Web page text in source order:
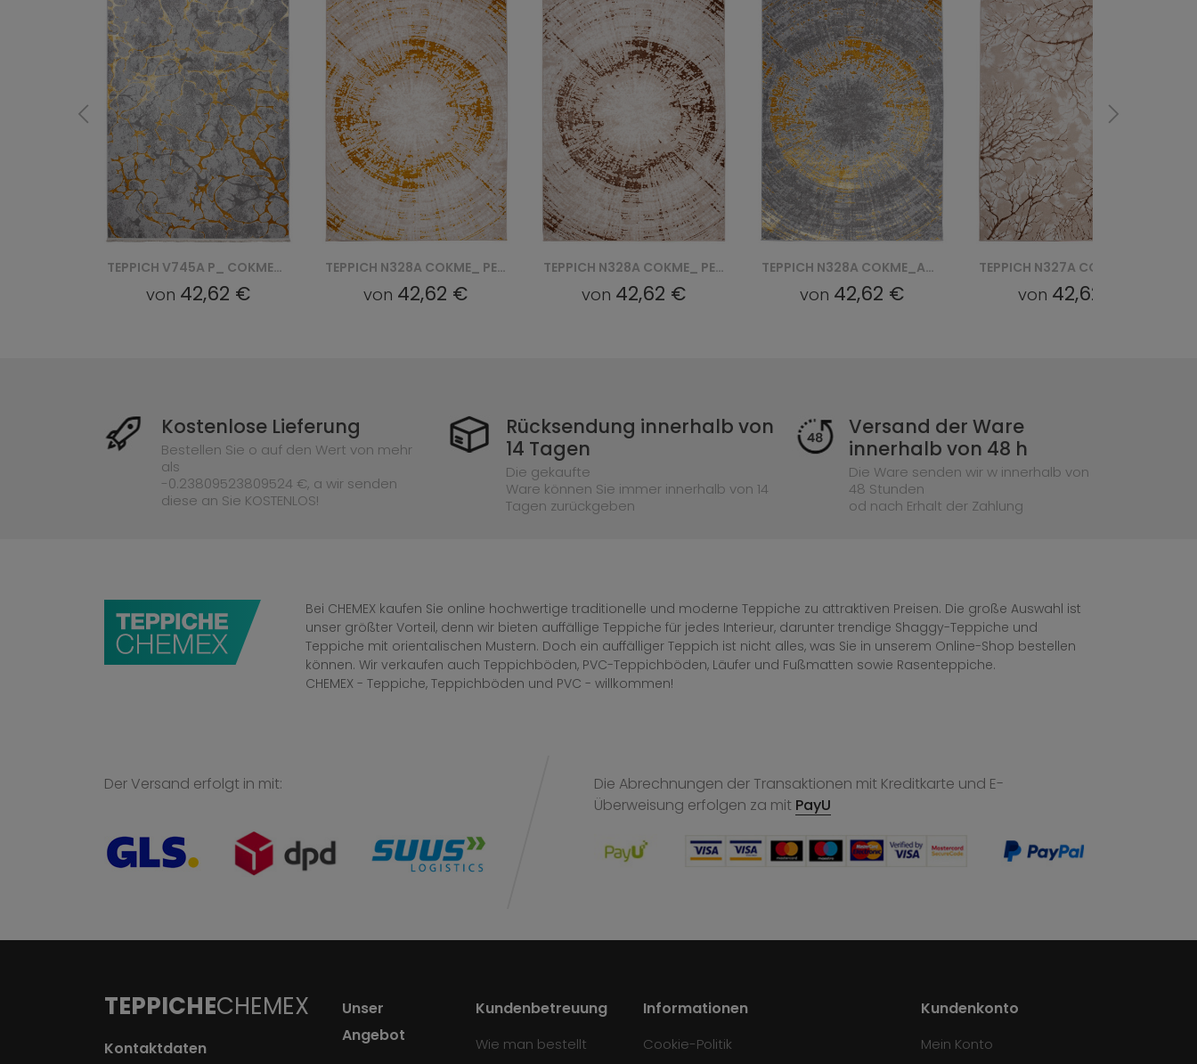
TEPPICH N328A COKME_ PES_ PALERMO - BEŻOWY, ZŁOTY
von 42,62 €
TEPPICH N328A COKME_ PES_ PALERMO - BEŻOWY, BRĄZOWY
von 42,62 €
TEPPICH N328A COKME_AGRI P_ PALERMO - ZŁOTY
von 42,62 €
TEPPICH N327A COKME_ PES_ PALERMO - BEŻOWY, BRĄZOWY
von 42,62 € von 42,62 €
Kostenlose Lieferung
Bestellen Sie o auf den Wert von mehr
als
-0.23809523809524 €, a wir senden
diese an Sie KOSTENLOS!
Rücksendung innerhalb von
14 Tagen
Die gekaufte
Ware können Sie immer innerhalb von 14
Tagen zurückgeben
Versand der Ware
innerhalb von 48 h
Die Ware senden wir w innerhalb von
48 Stunden
od nach Erhalt der Zahlung
Bei CHEMEX kaufen Sie online hochwertige traditionelle und moderne Teppiche zu attraktiven Preisen. Die große Auswahl ist
unser größter Vorteil, denn wir bieten auffällige Teppiche für jedes Interieur, darunter trendige Shaggy-Teppiche und
Teppiche mit orientalischen Mustern. Doch ein auffälliger Teppich ist nicht alles, was Sie in unserem Online-Shop bestellen
können. Wir verkaufen auch Teppichböden, PVC-Teppichböden, Läufer und Fußmatten sowie Rasenteppiche.
CHEMEX - Teppiche, Teppichböden und PVC - willkommen!
Der Versand erfolgt in mit:
Die Abrechnungen der Transaktionen mit Kreditkarte und E-
Überweisung erfolgen za mit PayU
TEPPICHECHEMEX
Kontaktdaten
Unser
Angebot
Kundenbetreuung
Wie man bestellt
Informationen
Cookie-Politik
Kundenkonto
Mein Konto